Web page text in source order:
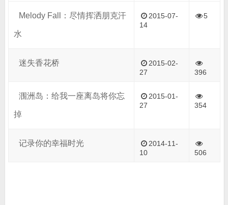
Melody Fall：尽情挥洒朋克汗
水
2015-07-
14
5
迷失香花桥
2015-02-
27
396
涠洲岛：给我一座离岛将你忘
掉
2015-01-
27
354
记录你的幸福时光
2014-11-
10
506